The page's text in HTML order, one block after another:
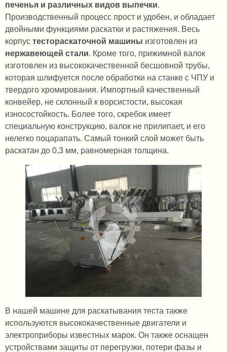
печенья и различных видов выпечки.
Производственный процесс прост и удобен, и обладает
двойными функциями раскатки и растяжения. Весь
корпус тестораскаточной машины изготовлен из
нержавеющей стали. Кроме того, прижимной валок
изготовлен из высококачественной бесшовной трубы,
которая шлифуется после обработки на станке с ЧПУ и
твердого хромирования. Импортный качественный
конвейер, не склонный к ворсистости, высокая
износостойкость. Более того, скребок имеет
специальную конструкцию, валок не прилипает, и его
нелегко поцарапать. Самый тонкий слой может быть
раскатан до 0,3 мм, равномерная толщина.
В нашей машине для раскатывания теста также
используются высококачественные двигатели и
электроприборы известных марок. Он также оснащен
устройствами защиты от перегрузки, потери фазы и